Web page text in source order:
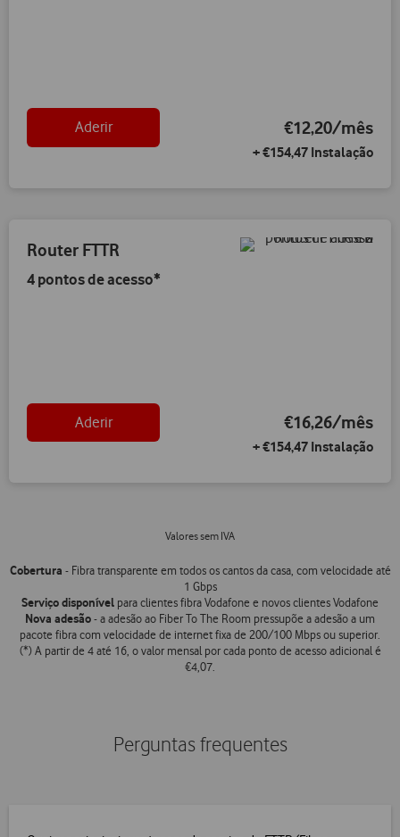
Aderir €12,20/mês
+ €154,47 Instalação
Router FTTR
4 pontos de acesso*
Aderir €16,26/mês
+ €154,47 Instalação
Valores sem IVA
Cobertura - Fibra transparente em todos os cantos da casa, com velocidade até
1 Gbps
Serviço disponível para clientes fibra Vodafone e novos clientes Vodafone
Nova adesão- a adesão ao Fiber To The Room pressupõe a adesão a um
pacote fibra com velocidade de internet fixa de 200/100 Mbps ou superior.
(*) A partir de 4 até 16, o valor mensal por cada ponto de acesso adicional é
€4,07.
Perguntas frequentes